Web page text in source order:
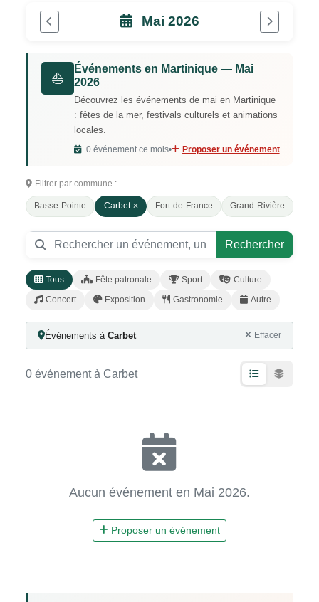
Mai 2026
⛵
Événements en Martinique — Mai
2026
Découvrez les événements de mai en Martinique
: fêtes de la mer, festivals culturels et animations
locales.
0 événement ce mois• Proposer un événement
Filtrer par commune :
Basse-Pointe Carbet Fort-de-France Grand-Rivière
Rechercher
Tous Fête patronale Sport Culture
Concert Exposition Gastronomie Autre
Événements à Carbet Effacer
0 événement à Carbet
Aucun événement en Mai 2026.
Proposer un événement